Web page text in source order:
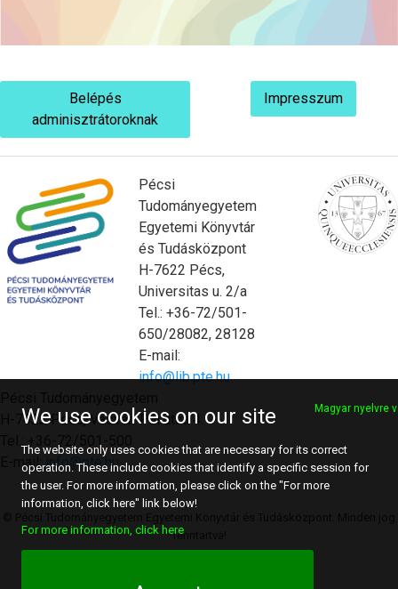
Belépés
adminisztrátoroknak
Impresszum
Pécsi
Tudományegyetem
Egyetemi Könyvtár
és Tudásközpont
H-7622 Pécs,
Universitas u. 2/a
Tel.: +36-72/501-
650/28082, 28128
E-mail:
info@lib.pte.hu
H-7622 Pécs, Vasvári Pál utca 4.
E-mail:info@pte.hu
fenntartva!
We use cookies on our site Magyar nyelvre
The website only uses cookies that are necessary for its correct
operation. These include cookies that identify a specific session for
the user. For more information, please click on the "For more
information, click here" link below!
For more information, click here